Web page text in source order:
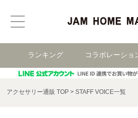
ランキング コラボレーショ
アクセサリー通販 TOP STAFF VOICE一覧